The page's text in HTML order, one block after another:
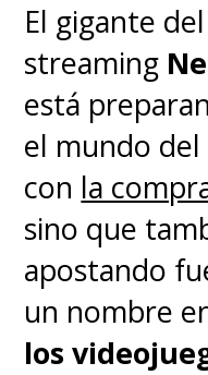
El gigante del
streaming
está
el mundo
con la
sino que
apostando
un nombre
los